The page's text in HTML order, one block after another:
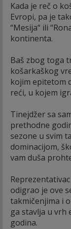
Kada je reč o
Evropi, pa je
“Mesija“ ili
kontinenta.
Baš zbog toga
košarkaškog
kojim epitetom
reći, u kojem
Tinejdžer sa
prethodne
sezone u svim
dominacijom,
vam duša
odigrao je ove
takmičenjima i
ga stavlja u vrh
godina.